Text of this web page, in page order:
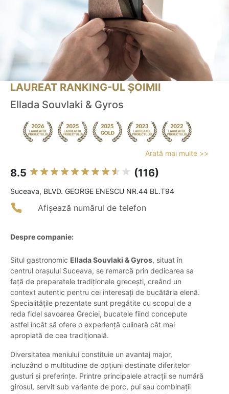
LAUREAT RANKING-UL ȘOIMII
Ellada Souvlaki & Gyros
Arată mai multe >>
8.5 (116)
Suceava, BLVD. GEORGE ENESCU NR.44 BL.T94
Afișează numărul de telefon
Despre companie:
Situl gastronomic Ellada Souvlaki & Gyros, situat în
centrul orașului Suceava, se remarcă prin dedicarea sa
față de preparatele tradiționale grecești, creând un
context autentic pentru cei interesați de bucătăria elenă.
Specialitățile prezentate sunt pregătite cu scopul de a
reda fidel savoarea Greciei, bucatele fiind concepute
astfel încât să ofere o experiență culinară cât mai
apropiată de cea tradițională.
Diversitatea meniului constituie un avantaj major,
incluzând o multitudine de opțiuni destinate diferitelor
gusturi și preferințe. Printre principalele atracții se numără
girosul, servit sub variante de porc, pui sau combinații